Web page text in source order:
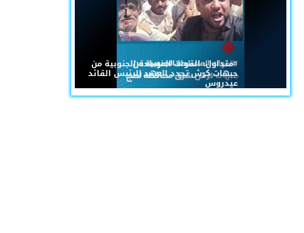
#متداول: القوات المسلحة الجنوبية من
جبهات كرش تجدد العهد للرئيس القائد
عيدروس